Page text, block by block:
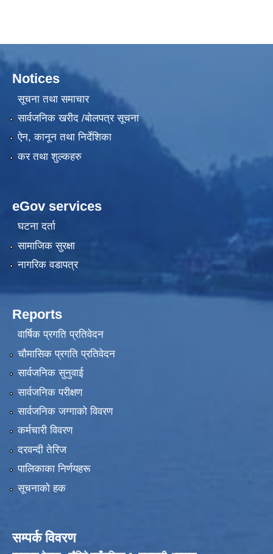
Notices
सूचना तथा समाचार
सार्वजनिक खरीद /बोलपत्र सूचना
ऐन, कानून तथा निर्देशिका
कर तथा शुल्कहरु
eGov services
घटना दर्ता
सामाजिक सुरक्षा
नागरिक वडापत्र
Reports
वार्षिक प्रगति प्रतिवेदन
चौमासिक प्रगति प्रतिवेदन
सार्वजनिक सुनुवाई
सार्वजनिक परीक्षण
सार्वजनिक जग्गाको विवरण
कर्मचारी विवरण
दरवन्दी तेरिज
पालिकाका निर्णयहरू
सूचनाको हक
सम्पर्क विवरण